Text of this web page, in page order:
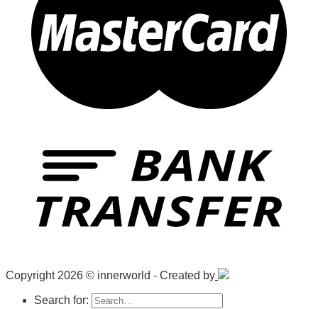
Copyright 2026 © innerworld - Created by
Search for: